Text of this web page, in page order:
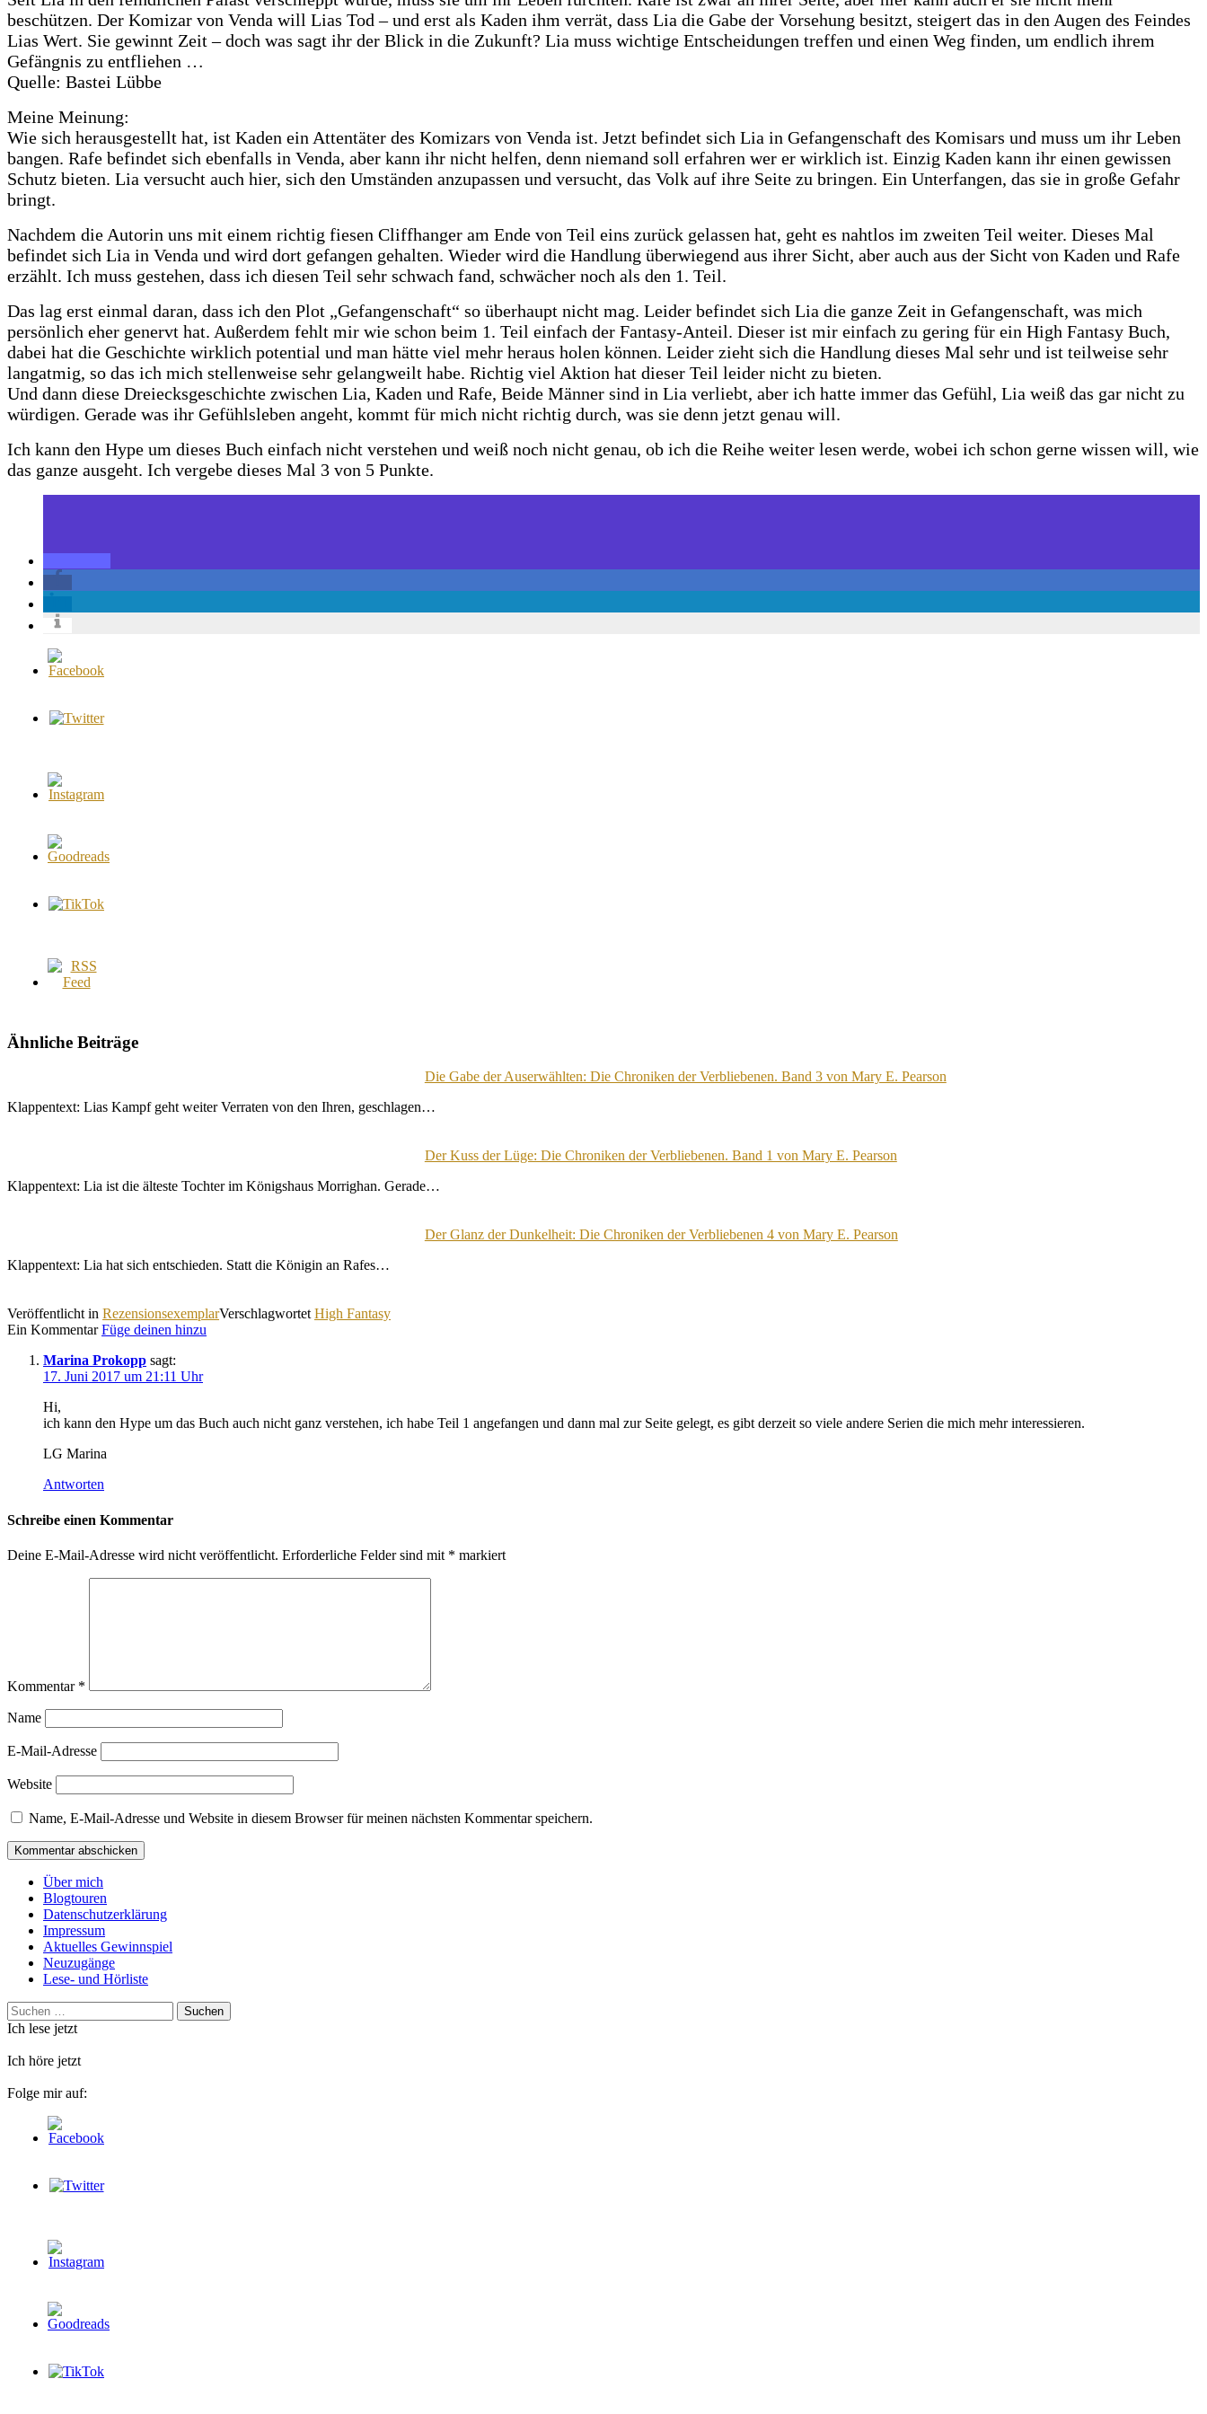
beschützen. Der Komizar von Venda will Lias Tod – und erst als Kaden ihm verrät, dass Lia die Gabe der Vorsehung besitzt, steigert das in den Augen des Feindes
Lias Wert. Sie gewinnt Zeit – doch was sagt ihr der Blick in die Zukunft? Lia muss wichtige Entscheidungen treffen und einen Weg finden, um endlich ihrem
Gefängnis zu entfliehen …
Quelle: Bastei Lübbe
Meine Meinung:
Wie sich herausgestellt hat, ist Kaden ein Attentäter des Komizars von Venda ist. Jetzt befindet sich Lia in Gefangenschaft des Komisars und muss um ihr Leben
bangen. Rafe befindet sich ebenfalls in Venda, aber kann ihr nicht helfen, denn niemand soll erfahren wer er wirklich ist. Einzig Kaden kann ihr einen gewissen
Schutz bieten. Lia versucht auch hier, sich den Umständen anzupassen und versucht, das Volk auf ihre Seite zu bringen. Ein Unterfangen, das sie in große Gefahr
bringt.
Nachdem die Autorin uns mit einem richtig fiesen Cliffhanger am Ende von Teil eins zurück gelassen hat, geht es nahtlos im zweiten Teil weiter. Dieses Mal
befindet sich Lia in Venda und wird dort gefangen gehalten. Wieder wird die Handlung überwiegend aus ihrer Sicht, aber auch aus der Sicht von Kaden und Rafe
erzählt. Ich muss gestehen, dass ich diesen Teil sehr schwach fand, schwächer noch als den 1. Teil.
Das lag erst einmal daran, dass ich den Plot „Gefangenschaft“ so überhaupt nicht mag. Leider befindet sich Lia die ganze Zeit in Gefangenschaft, was mich
persönlich eher genervt hat. Außerdem fehlt mir wie schon beim 1. Teil einfach der Fantasy-Anteil. Dieser ist mir einfach zu gering für ein High Fantasy Buch,
dabei hat die Geschichte wirklich potential und man hätte viel mehr heraus holen können. Leider zieht sich die Handlung dieses Mal sehr und ist teilweise sehr
langatmig, so das ich mich stellenweise sehr gelangweilt habe. Richtig viel Aktion hat dieser Teil leider nicht zu bieten.
Und dann diese Dreiecksgeschichte zwischen Lia, Kaden und Rafe, Beide Männer sind in Lia verliebt, aber ich hatte immer das Gefühl, Lia weiß das gar nicht zu
würdigen. Gerade was ihr Gefühlsleben angeht, kommt für mich nicht richtig durch, was sie denn jetzt genau will.
Ich kann den Hype um dieses Buch einfach nicht verstehen und weiß noch nicht genau, ob ich die Reihe weiter lesen werde, wobei ich schon gerne wissen will, wie
das ganze ausgeht. Ich vergebe dieses Mal 3 von 5 Punkte.
Ähnliche Beiträge
Die Gabe der Auserwählten: Die Chroniken der Verbliebenen. Band 3 von Mary E. Pearson
Klappentext: Lias Kampf geht weiter Verraten von den Ihren, geschlagen…
Der Kuss der Lüge: Die Chroniken der Verbliebenen. Band 1 von Mary E. Pearson
Klappentext: Lia ist die älteste Tochter im Königshaus Morrighan. Gerade…
Der Glanz der Dunkelheit: Die Chroniken der Verbliebenen 4 von Mary E. Pearson
Klappentext: Lia hat sich entschieden. Statt die Königin an Rafes…
Veröffentlicht in RezensionsexemplarVerschlagwortet High Fantasy
Ein KommentarFüge deinen hinzu
Marina Prokopp sagt:
17. Juni 2017 um 21:11 Uhr
Hi,
ich kann den Hype um das Buch auch nicht ganz verstehen, ich habe Teil 1 angefangen und dann mal zur Seite gelegt, es gibt derzeit so viele andere Serien die mich mehr interessieren.
LG Marina
Antworten
Schreibe einen Kommentar
Deine E-Mail-Adresse wird nicht veröffentlicht. Erforderliche Felder sind mit * markiert
Kommentar *
Name
E-Mail-Adresse
Website
Name, E-Mail-Adresse und Website in diesem Browser für meinen nächsten Kommentar speichern.
Über mich
Blogtouren
Datenschutzerklärung
Impressum
Aktuelles Gewinnspiel
Neuzugänge
Lese- und Hörliste
Suchen
nach:
Ich lese jetzt
Ich höre jetzt
Folge mir auf: